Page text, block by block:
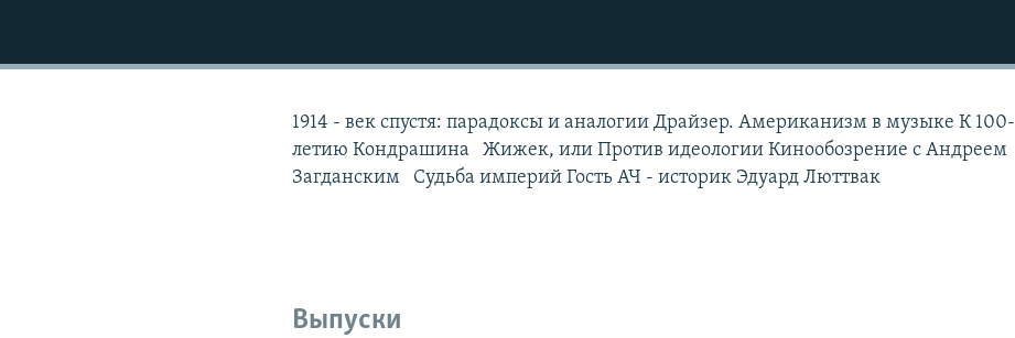
1914 - век спустя: парадоксы и аналогии Драйзер. Американизм в музыке К 100-
летию Кондрашина Жижек, или Против идеологии Кинообозрение с Андреем
Загданским Судьба империй Гость АЧ - историк Эдуард Люттвак
Выпуски